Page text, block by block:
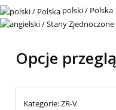
polski / Polska
Opcje
Kategorie: ZR-V